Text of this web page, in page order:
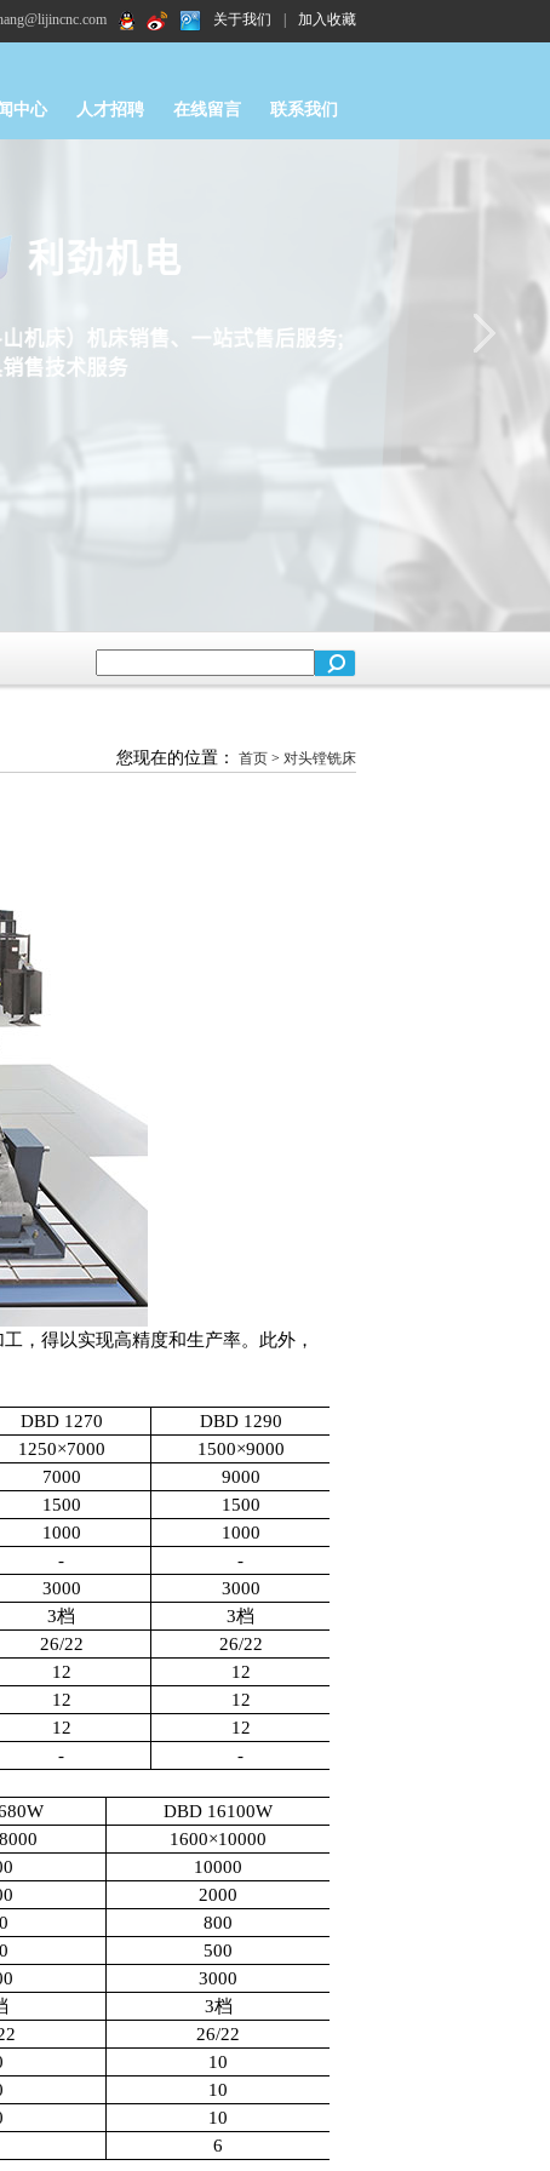
关于我们 加入收藏
中心 人才招聘 在线留言 联系我们
您现在的位置： 首页 > 对头镗铣床
，得以实现高精度和生产率。此外，
DBD 1270
DBD 1290
1250×7000 1500×9000
7000
9000
1500
1500
1000
1000
- -
3000
3000
3档 3档
26/22 26/22
12
12
12
12
12
12
- -
DBD 16100W
8000 1600×10000
10000
2000
800
500
3000
3档
26/22
10
10
10
6